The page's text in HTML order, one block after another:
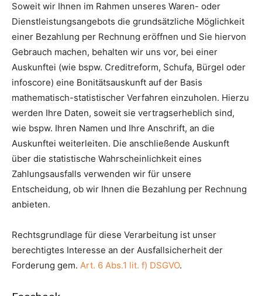
Soweit wir Ihnen im Rahmen unseres Waren- oder
Dienstleistungsangebots die grundsätzliche Möglichkeit
einer Bezahlung per Rechnung eröffnen und Sie hiervon
Gebrauch machen, behalten wir uns vor, bei einer
Auskunftei (wie bspw. Creditreform, Schufa, Bürgel oder
infoscore) eine Bonitätsauskunft auf der Basis
mathematisch-statistischer Verfahren einzuholen. Hierzu
werden Ihre Daten, soweit sie vertragserheblich sind,
wie bspw. Ihren Namen und Ihre Anschrift, an die
Auskunftei weiterleiten. Die anschließende Auskunft
über die statistische Wahrscheinlichkeit eines
Zahlungsausfalls verwenden wir für unsere
Entscheidung, ob wir Ihnen die Bezahlung per Rechnung
anbieten.
Rechtsgrundlage für diese Verarbeitung ist unser
berechtigtes Interesse an der Ausfallsicherheit der
Forderung gem. Art. 6 Abs.1 lit. f) DSGVO.